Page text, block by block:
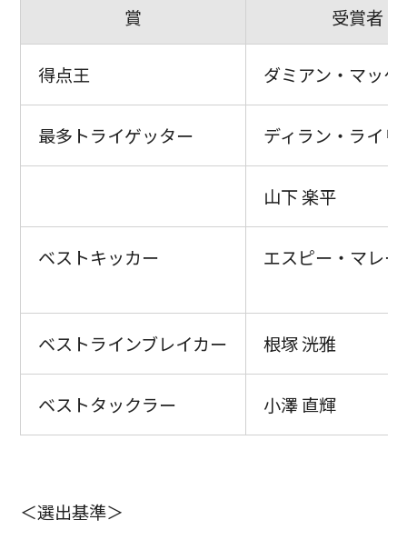
賞 受賞者
得点王 ダミアン・マッケ
最多トライゲッター ディラン・ライリ
山下 楽平
ベストキッカー エスピー・マレー
ベストラインブレイカー 根塚 洸雅
ベストタックラー 小澤 直輝
＜選出基準＞